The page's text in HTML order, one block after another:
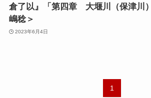
倉了以』「第四章 大堰川（保津川
嶋稔＞
2023年6月4日
1